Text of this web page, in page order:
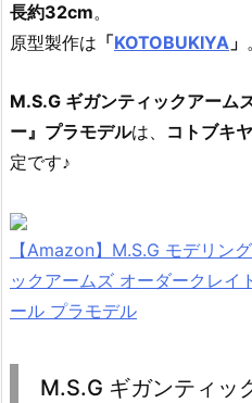
長約32cm。
原型製作は 「KOTOBUKIYA 」
M.S.G ギガンティックアーム
ー』プラモデルは、 コトブキヤ
定です♪
【Amazon】M.S.G モデリン
ックアームズ オーダークレ
ール プラモデル
M.S.G ギガンティッ